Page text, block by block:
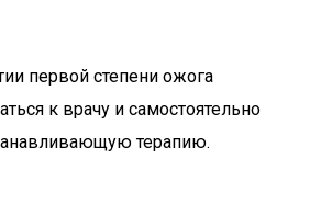
первой степени ожога
к врачу и самостоятельно
терапию.